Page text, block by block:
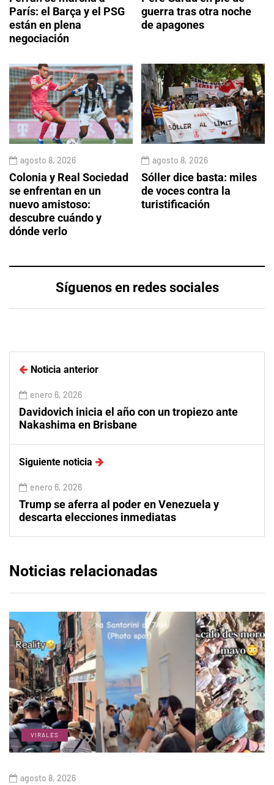
París: el Barça y el PSG
están en plena
negociación
guerra tras otra noche
de apagones
agosto 8, 2026
Colonia y Real Sociedad
se enfrentan en un
nuevo amistoso:
descubre cuándo y
dónde verlo
agosto 8, 2026
Sóller dice basta: miles
de voces contra la
turistificación
Síguenos en redes sociales
Noticia anterior
enero 6, 2026
Davidovich inicia el año con un tropiezo ante
Nakashima en Brisbane
Siguiente noticia
enero 6, 2026
Trump se aferra al poder en Venezuela y
descarta elecciones inmediatas
Noticias relacionadas
VIRALES
agosto 8, 2026